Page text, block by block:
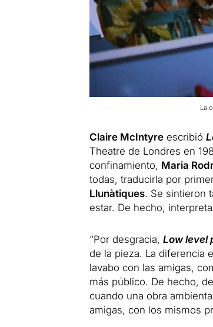
La
Claire McIntyreescribió
Theatre de Londres en
confinamiento, Maria
todas, traducirla por
Llunàtiques. Se sintieron
estar. De hecho,
“Por desgracia, Low level
de la pieza. La diferencia
lavabo con las amigas,
más público. De hecho,
cuando una obra
amigas, con los mismos